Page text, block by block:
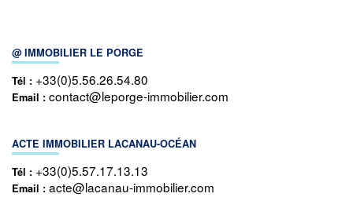
@ IMMOBILIER LE PORGE
Tél : +33(0)5.56.26.54.80
Email : contact@leporge-immobilier.com
ACTE IMMOBILIER LACANAU-OCÉAN
Tél : +33(0)5.57.17.13.13
Email : acte@lacanau-immobilier.com